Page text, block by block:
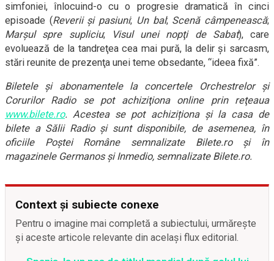
simfoniei, înlocuind-o cu o progresie dramatică în cinci
episoade (Reverii şi pasiuni; Un bal; Scenă câmpenească;
Marşul spre supliciu; Visul unei nopţi de Sabat), care
evoluează de la tandreţea cea mai pură, la delir şi sarcasm,
stări reunite de prezenţa unei teme obsedante, “ideea fixă”.
Biletele şi abonamentele la concertele Orchestrelor şi
Corurilor Radio se pot achiziţiona online prin reţeaua
www.bilete.ro. Acestea se pot achiziționa și la casa de
bilete a Sălii Radio şi sunt disponibile, de asemenea, în
oficiile Poştei Române semnalizate Bilete.ro și în
magazinele Germanos şi Inmedio, semnalizate Bilete.ro.
Context și subiecte conexe
Pentru o imagine mai completă a subiectului, urmărește
și aceste articole relevante din același flux editorial.